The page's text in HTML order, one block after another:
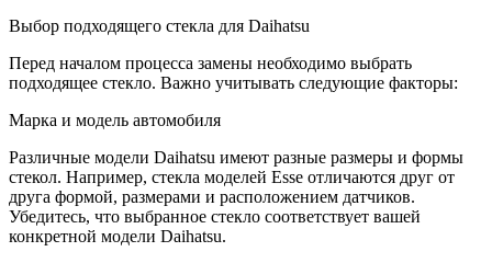
Выбор подходящего стекла для Daihatsu
Перед началом процесса замены необходимо выбрать
подходящее стекло. Важно учитывать следующие факторы:
Марка и модель автомобиля
Различные модели Daihatsu имеют разные размеры и формы
стекол. Например, стекла моделей Esse отличаются друг от
друга формой, размерами и расположением датчиков.
Убедитесь, что выбранное стекло соответствует вашей
конкретной модели Daihatsu.